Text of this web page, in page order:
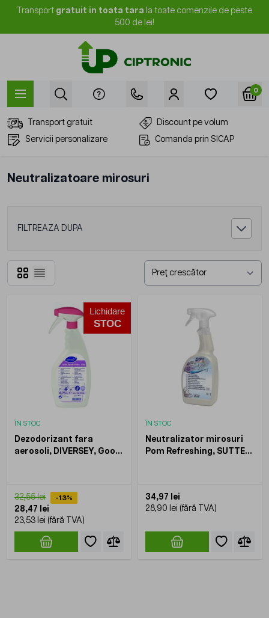
Mergi la Conținut
Transport gratuit in toata tara la toate comenzile de peste
500 de lei!
0
Transport gratuit
Discount pe volum
Servicii personalizare
Comanda prin SICAP
Neutralizatoare mirosuri
FILTREAZA DUPA
Grilă
Listă
Lichidare
STOC
ÎN STOC
Dezodorizant fara
aerosoli, DIVERSEY, Good
32,55 lei -13%
28,47 lei
23,53 lei
ÎN STOC
Neutralizator mirosuri
Pom Refreshing, SUTTER,
34,97 lei
28,90 lei